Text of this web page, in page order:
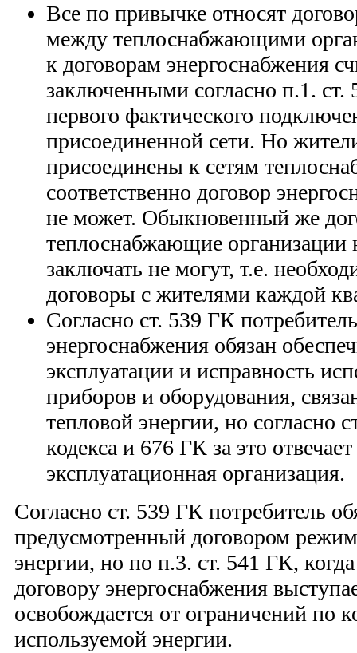
Все по привычке относят
между теплоснабжающими
к договорам энергоснабжения
заключенными согласно п.1.
первого фактического
присоединенной сети. Но
присоединены к сетям
соответственно договор
не может. Обыкновенный же
теплоснабжающие организации
заключать не могут, т.е.
договоры с жителями каждой
Согласно ст. 539 ГК
энергоснабжения обязан
эксплуатации и исправность
приборов и оборудования,
тепловой энергии, но согласно
кодекса и 676 ГК за это
эксплуатационная организация.
Согласно ст. 539 ГК потребитель
предусмотренный договором
энергии, но по п.3. ст. 541 ГК,
договору энергоснабжения
освобождается от ограничений по
используемой энергии.